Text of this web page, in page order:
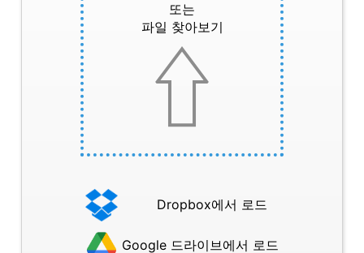
또는
파일 찾아보기
Dropbox에서 로드
Google 드라이브에서 로드